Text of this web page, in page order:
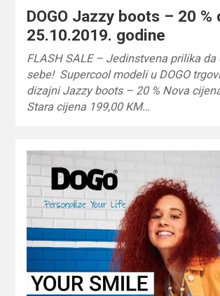
DOGO Jazzy boots – 20 %
25.10.2019. godine
FLASH SALE – Jedinstvena prilika da
sebe! Supercool modeli u DOGO
dizajni Jazzy boots – 20 % Nova
Stara cijena 199,00 KM…